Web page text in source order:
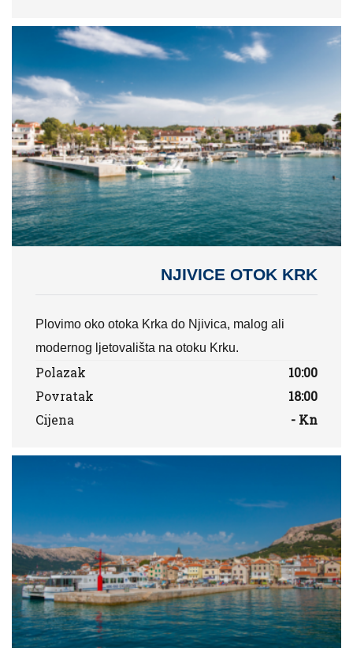
NJIVICE OTOK KRK
Plovimo oko otoka Krka do Njivica, malog ali
modernog ljetovališta na otoku Krku.
Polazak
10:00
Povratak
18:00
Cijena
- Kn